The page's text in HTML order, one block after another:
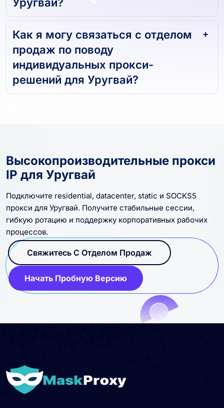
Как я могу связаться с отделом
продаж по поводу
индивидуальных прокси-
решений для Уругвай?
Высокопроизводительные прокси
IP для Уругвай
Подключите residential, datacenter, static и SOCKS5
прокси для Уругвай. Получите стабильные сессии,
гибкую ротацию и поддержку корпоративных рабочих
процессов.
Свяжитесь С Отделом Продаж
Начать Пробную Версию